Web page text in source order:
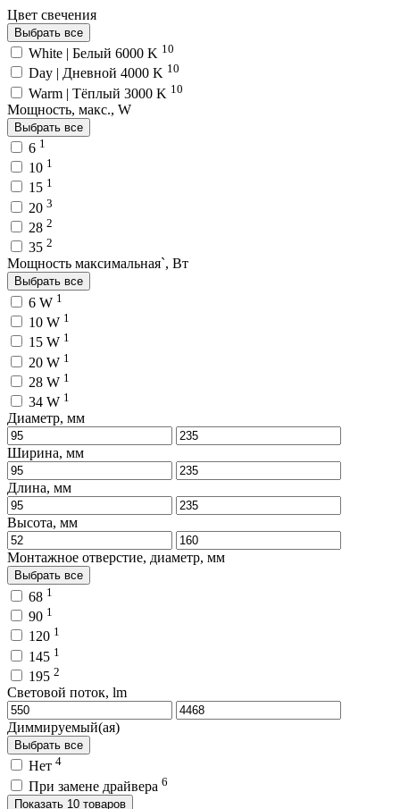
Цвет свечения
Выбрать все
White | Белый 6000 K 10
Day | Дневной 4000 K 10
Warm | Тёплый 3000 K 10
Мощность, макс., W
Выбрать все
6 1
10 1
15 1
20 3
28 2
35 2
Мощность максимальная`, Вт
Выбрать все
6 W 1
10 W 1
15 W 1
20 W 1
28 W 1
34 W 1
Диаметр, мм
Ширина, мм
Длина, мм
Высота, мм
Монтажное отверстие, диаметр, мм
Выбрать все
68 1
90 1
120 1
145 1
195 2
Световой поток, lm
Диммируемый(ая)
Выбрать все
Нет 4
При замене драйвера 6
Показать 10 товаров